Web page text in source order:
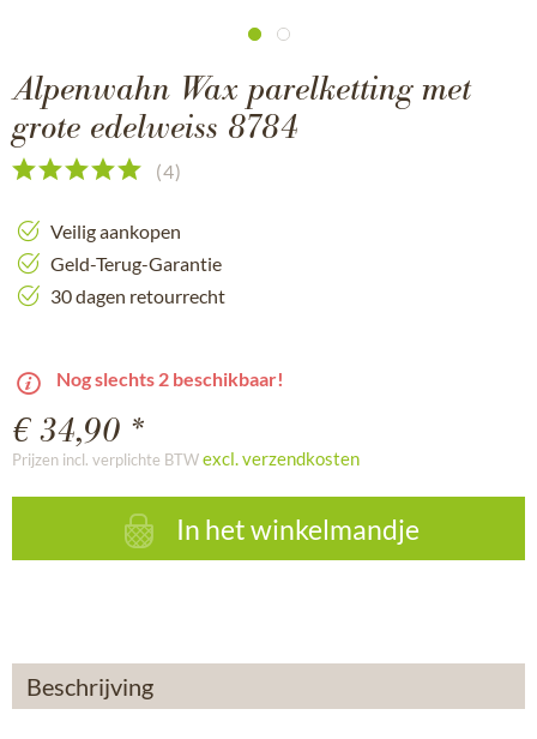
Alpenwahn Wax parelketting met
grote edelweiss 8784
(4)
Veilig aankopen
Geld-Terug-Garantie
30 dagen retourrecht
Nog slechts 2 beschikbaar!
€ 34,90 *
Prijzen incl. verplichte BTWexcl. verzendkosten
In het winkelmandje
Beschrijving